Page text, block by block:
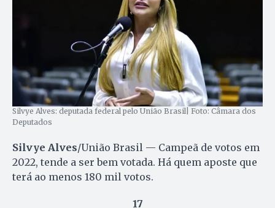
Silvye Alves: deputada federal pelo União Brasil| Foto: Câmara dos
Deputados
Silvye Alves/União Brasil — Campeã de votos em
2022, tende a ser bem votada. Há quem aposte que
terá ao menos 180 mil votos.
17